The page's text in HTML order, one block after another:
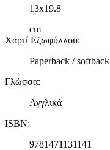
13x19.8
cm
Χαρτί Εξωφύλλου:
Paperback / softback
Γλώσσα:
Αγγλικά
ISBN:
9781471131141